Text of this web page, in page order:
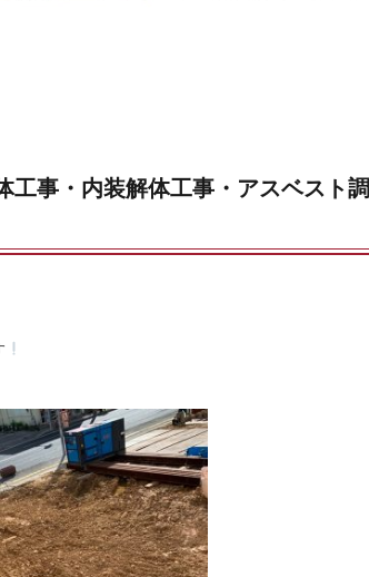
工事・内装解体工事・アスベスト調